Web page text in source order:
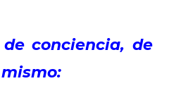
conciencia, de